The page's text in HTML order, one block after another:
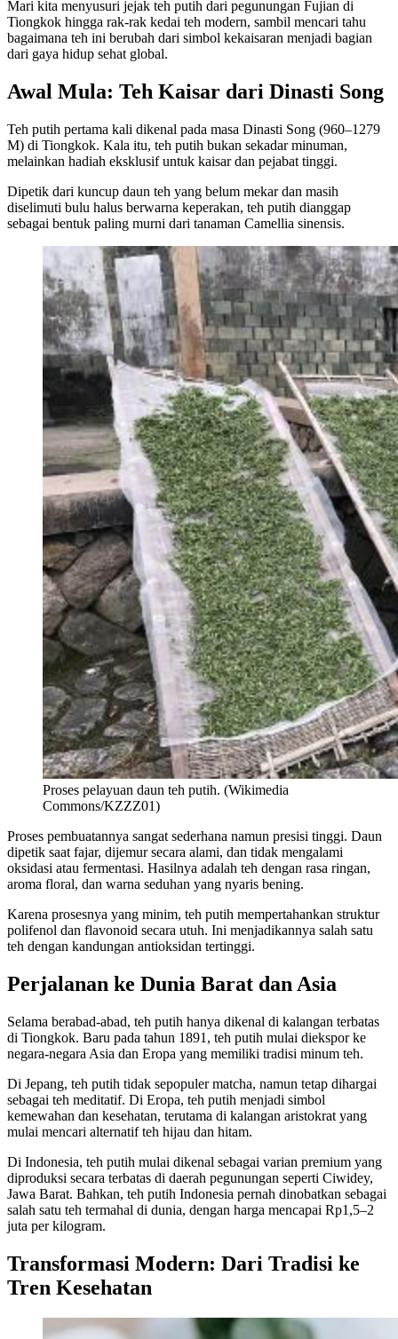
Mari kita menyusuri jejak teh putih dari pegunungan Fujian di
Tiongkok hingga rak-rak kedai teh modern, sambil mencari tahu
bagaimana teh ini berubah dari simbol kekaisaran menjadi bagian
dari gaya hidup sehat global.
Awal Mula: Teh Kaisar dari Dinasti Song
Teh putih pertama kali dikenal pada masa Dinasti Song (960–1279
M) di Tiongkok. Kala itu, teh putih bukan sekadar minuman,
melainkan hadiah eksklusif untuk kaisar dan pejabat tinggi.
Dipetik dari kuncup daun teh yang belum mekar dan masih
diselimuti bulu halus berwarna keperakan, teh putih dianggap
sebagai bentuk paling murni dari tanaman Camellia sinensis.
Proses pelayuan daun teh putih. (Wikimedia
Commons/KZZZ01)
Proses pembuatannya sangat sederhana namun presisi tinggi. Daun
dipetik saat fajar, dijemur secara alami, dan tidak mengalami
oksidasi atau fermentasi. Hasilnya adalah teh dengan rasa ringan,
aroma floral, dan warna seduhan yang nyaris bening.
Karena prosesnya yang minim, teh putih mempertahankan struktur
polifenol dan flavonoid secara utuh. Ini menjadikannya salah satu
teh dengan kandungan antioksidan tertinggi.
Perjalanan ke Dunia Barat dan Asia
Selama berabad-abad, teh putih hanya dikenal di kalangan terbatas
di Tiongkok. Baru pada tahun 1891, teh putih mulai diekspor ke
negara-negara Asia dan Eropa yang memiliki tradisi minum teh.
Di Jepang, teh putih tidak sepopuler matcha, namun tetap dihargai
sebagai teh meditatif. Di Eropa, teh putih menjadi simbol
kemewahan dan kesehatan, terutama di kalangan aristokrat yang
mulai mencari alternatif teh hijau dan hitam.
Di Indonesia, teh putih mulai dikenal sebagai varian premium yang
diproduksi secara terbatas di daerah pegunungan seperti Ciwidey,
Jawa Barat. Bahkan, teh putih Indonesia pernah dinobatkan sebagai
salah satu teh termahal di dunia, dengan harga mencapai Rp1,5–2
juta per kilogram.
Transformasi Modern: Dari Tradisi ke
Tren Kesehatan